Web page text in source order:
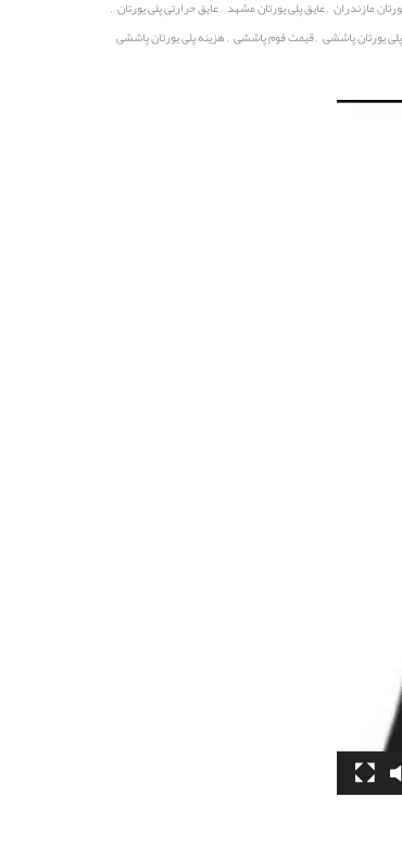
مازندران عایق پلی یورتان مشهد عایق حرارتی پلی یورتان
یورتان پاششی ,قیمت فوم پاششی ,هزینه پلی یورتان پاششی